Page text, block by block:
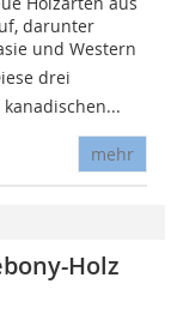
darunter
und Western
drei
mehr
Holz